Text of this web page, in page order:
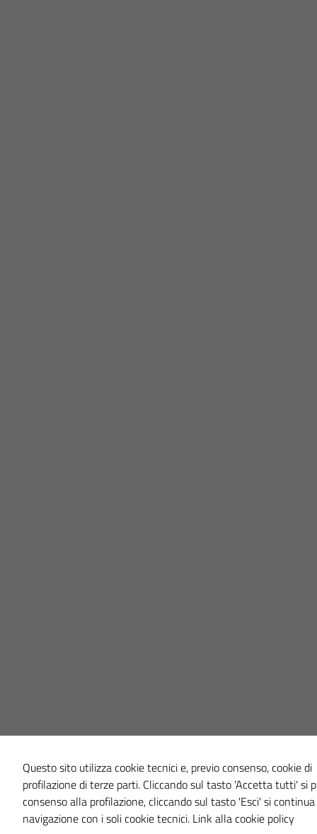
Questo sito utilizza cookie tecnici e, previo consenso, cookie di
profilazione di terze parti. Cliccando sul tasto 'Accetta tutti' si
consenso alla profilazione, cliccando sul tasto 'Esci' si
navigazione con i soli cookie tecnici. Link alla cookie policy